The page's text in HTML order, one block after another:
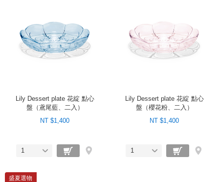
Lily Dessert plate 花綻 點心
盤（鳶尾藍、二入）
NT $1,400
1
Lily Dessert plate 花綻 點心
盤（櫻花粉、二入）
NT $1,400
1
盛夏選物